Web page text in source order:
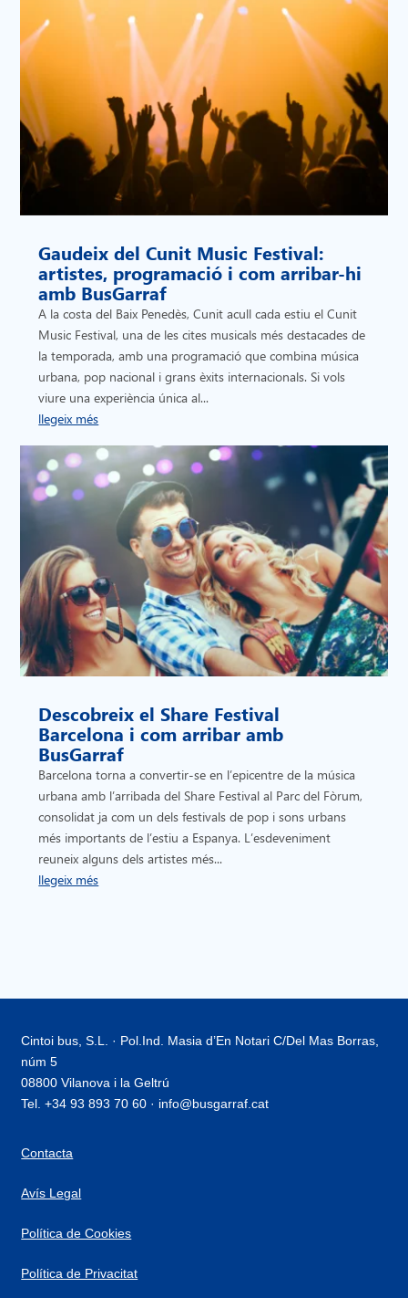
Gaudeix del Cunit Music Festival:
artistes, programació i com arribar-hi
amb BusGarraf
A la costa del Baix Penedès, Cunit acull cada estiu el Cunit
Music Festival, una de les cites musicals més destacades de
la temporada, amb una programació que combina música
urbana, pop nacional i grans èxits internacionals. Si vols
viure una experiència única al...
llegeix més
Descobreix el Share Festival
Barcelona i com arribar amb
BusGarraf
Barcelona torna a convertir-se en l’epicentre de la música
urbana amb l’arribada del Share Festival al Parc del Fòrum,
consolidat ja com un dels festivals de pop i sons urbans
més importants de l’estiu a Espanya. L’esdeveniment
reuneix alguns dels artistes més...
llegeix més
Cintoi bus, S.L. · Pol.Ind. Masia d’En Notari C/Del Mas Borras,
núm 5
08800 Vilanova i la Geltrú
Tel. +34 93 893 70 60 · info@busgarraf.cat
Contacta
Avís Legal
Política de Cookies
Política de Privacitat